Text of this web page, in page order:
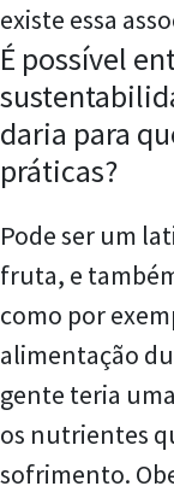
existe essa
É possível
daria para
práticas?
Pode ser um
fruta, e
como por
alimentação
gente teria
os nutrientes
sofrimento.